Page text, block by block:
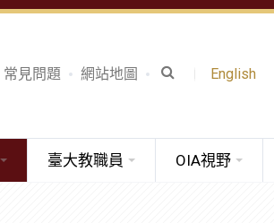
常見問題 網站地圖 English
臺大教職員 OIA視野